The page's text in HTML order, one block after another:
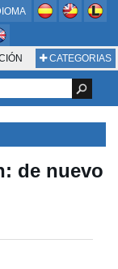
CATEGORIAS
AVENTURA
FANTASÍA
REALITY ANIMACION
de nuevo